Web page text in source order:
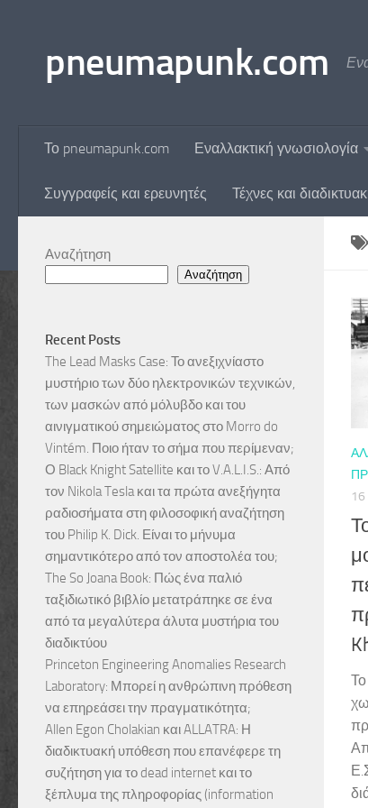
pneumapunk.com
Το pneumapunk.com Εναλλακτική γνωσιολογία
Συγγραφείς και ερευνητές Τέχνες και
Αναζήτηση
Αναζήτηση
Recent Posts
The Lead Masks Case: Το ανεξιχνίαστο
μυστήριο των δύο ηλεκτρονικών τεχνικών,
των μασκών από μόλυβδο και του
αινιγματικού σημειώματος στο Morro do
Vintém. Ποιο ήταν το σήμα που περίμεναν;
Ο Black Knight Satellite και το V.A.L.I.S.: Από
τον Nikola Tesla και τα πρώτα ανεξήγητα
ραδιοσήματα στη φιλοσοφική αναζήτηση
του Philip K. Dick. Είναι το μήνυμα
σημαντικότερο από τον αποστολέα του;
The So Joana Book: Πώς ένα παλιό
ταξιδιωτικό βιβλίο μετατράπηκε σε ένα
από τα μεγαλύτερα άλυτα μυστήρια του
διαδικτύου
Princeton Engineering Anomalies Research
Laboratory: Μπορεί η ανθρώπινη πρόθεση
να επηρεάσει την πραγματικότητα;
Allen Egon Cholakian και ALLATRA: Η
διαδικτυακή υπόθεση που επανέφερε τη
συζήτηση για το dead internet και το
ξέπλυμα της πληροφορίας (information